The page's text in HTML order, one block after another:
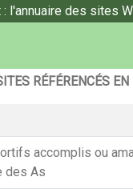
: l'annuaire des sites
RÉFÉRENCÉS
accomplis ou
des As